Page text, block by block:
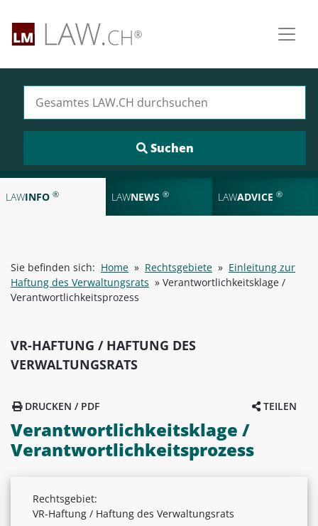
LAWINFO ® LAWNEWS ® LAWADVICE ®
Sie befinden sich: Home » Rechtsgebiete » Einleitung zur
Haftung des Verwaltungsrats » Verantwortlichkeitsklage /
Verantwortlichkeitsprozess
VR-HAFTUNG / HAFTUNG DES
VERWALTUNGSRATS
TEILEN
DRUCKEN / PDF
Verantwortlichkeitsklage /
Verantwortlichkeitsprozess
Rechtsgebiet:
VR-Haftung / Haftung des Verwaltungsrats